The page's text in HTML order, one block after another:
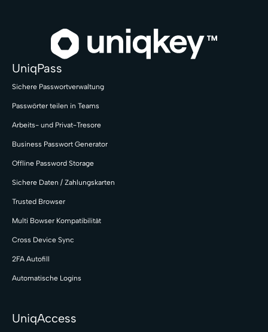
UniqPass
Sichere Passwortverwaltung
Passwörter teilen in Teams
Arbeits- und Privat-Tresore
Business Passwort Generator
Offline Password Storage
Sichere Daten / Zahlungskarten
Trusted Browser
Multi Bowser Kompatibilität
Cross Device Sync
2FA Autofill
Automatische Logins
UniqAccess